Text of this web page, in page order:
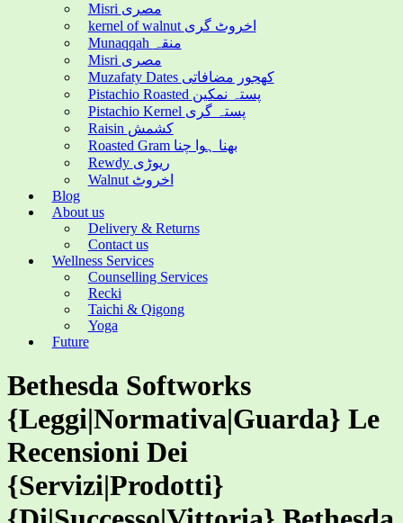
Misri مصری
kernel of walnut اخروٹ گری
Munaqqah منقہ
Misri مصری
Muzafaty Dates کھجور مضافاتی
Pistachio Roasted پستہ نمکین
Pistachio Kernel پستہ گری
Raisin کشمش
Roasted Gram بھنا ہوا چنا
Rewdy ریوڑی
Walnut اخروٹ
Blog
About us
Delivery & Returns
Contact us
Wellness Services
Counselling Services
Recki
Taichi & Qigong
Yoga
Future
Bethesda Softworks
{Leggi|Normativa|Guarda} Le
Recensioni Dei
{Servizi|Prodotti}